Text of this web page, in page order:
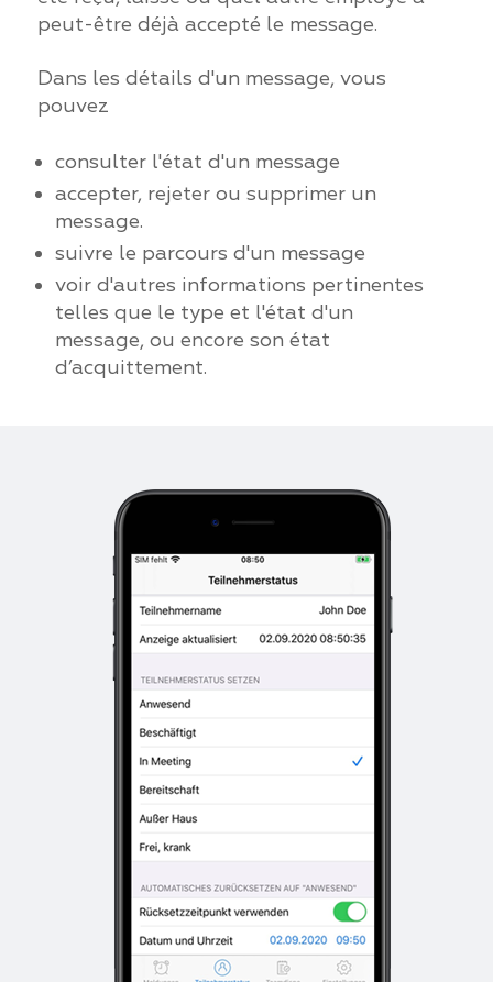
peut-être déjà accepté le message.
Dans les détails d'un message, vous
pouvez
consulter l'état d'un message
accepter, rejeter ou supprimer un
message.
suivre le parcours d'un message
voir d'autres informations pertinentes
telles que le type et l'état d'un
message, ou encore son état
d’acquittement.